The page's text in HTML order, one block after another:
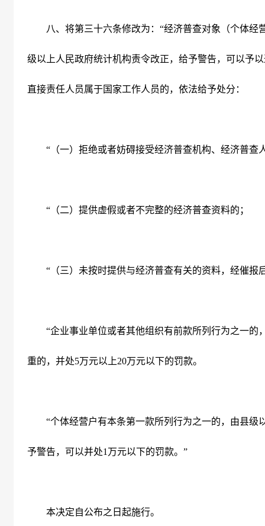
八、将第三十六条修改为：“经济普查对象（个体经
级以上人民政府统计机构责令改正，给予警告，可以予
直接责任人员属于国家工作人员的，依法给予处分：
“（一）拒绝或者妨碍接受经济普查机构、经济普查
“（二）提供虚假或者不完整的经济普查资料的；
“（三）未按时提供与经济普查有关的资料，经催报
“企业事业单位或者其他组织有前款所列行为之一的
重的，并处5万元以上20万元以下的罚款。
“个体经营户有本条第一款所列行为之一的，由县级
予警告，可以并处1 万元以下的罚款。”
本决定自公布之日起施行。